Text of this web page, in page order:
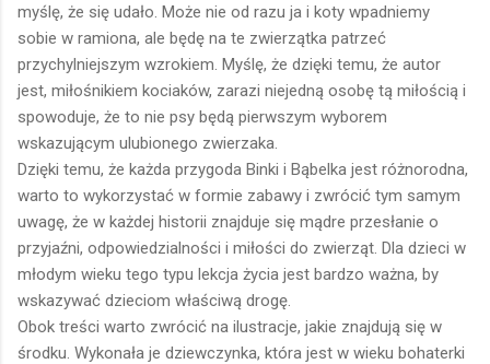
myślę, że się udało. Może nie od razu ja i koty wpadniemy
sobie w ramiona, ale będę na te zwierzątka patrzeć
przychylniejszym wzrokiem. Myślę, że dzięki temu, że autor
jest, miłośnikiem kociaków, zarazi niejedną osobę tą miłością i
spowoduje, że to nie psy będą pierwszym wyborem
wskazującym ulubionego zwierzaka.
Dzięki temu, że każda przygoda Binki i Bąbelka jest różnorodna,
warto to wykorzystać w formie zabawy i zwrócić tym samym
uwagę, że w każdej historii znajduje się mądre przesłanie o
przyjaźni, odpowiedzialności i miłości do zwierząt. Dla dzieci w
młodym wieku tego typu lekcja życia jest bardzo ważna, by
wskazywać dzieciom właściwą drogę.
Obok treści warto zwrócić na ilustracje, jakie znajdują się w
środku. Wykonała je dziewczynka, która jest w wieku bohaterki